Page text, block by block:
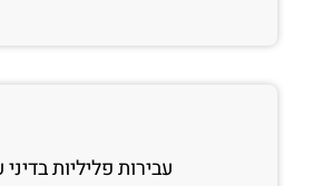
עבירות פליליות